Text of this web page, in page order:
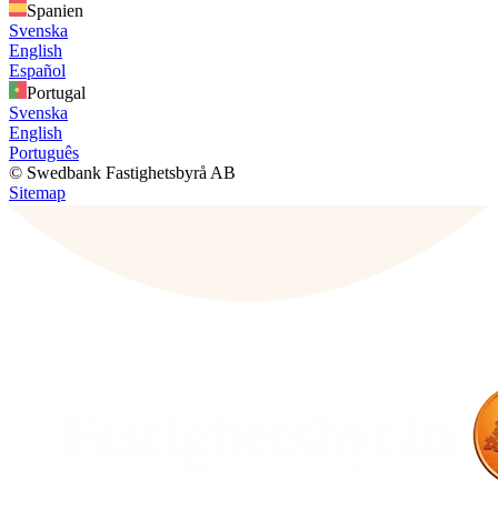
Spanien
Svenska
English
Español
Portugal
Svenska
English
Português
© Swedbank Fastighetsbyrå AB
Sitemap